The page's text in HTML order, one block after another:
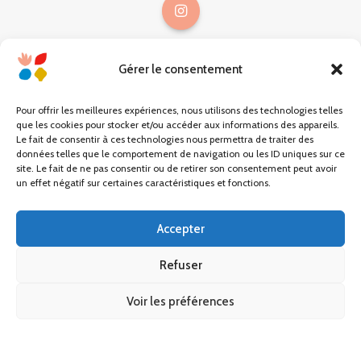
Gérer le consentement
Pour offrir les meilleures expériences, nous utilisons des technologies telles
que les cookies pour stocker et/ou accéder aux informations des appareils.
Le fait de consentir à ces technologies nous permettra de traiter des
données telles que le comportement de navigation ou les ID uniques sur ce
site. Le fait de ne pas consentir ou de retirer son consentement peut avoir
un effet négatif sur certaines caractéristiques et fonctions.
Accepter
Refuser
Voir les préférences
@choses.be
Mon compte
Mon panier
Carte cadeau
Mentions légales
Contact